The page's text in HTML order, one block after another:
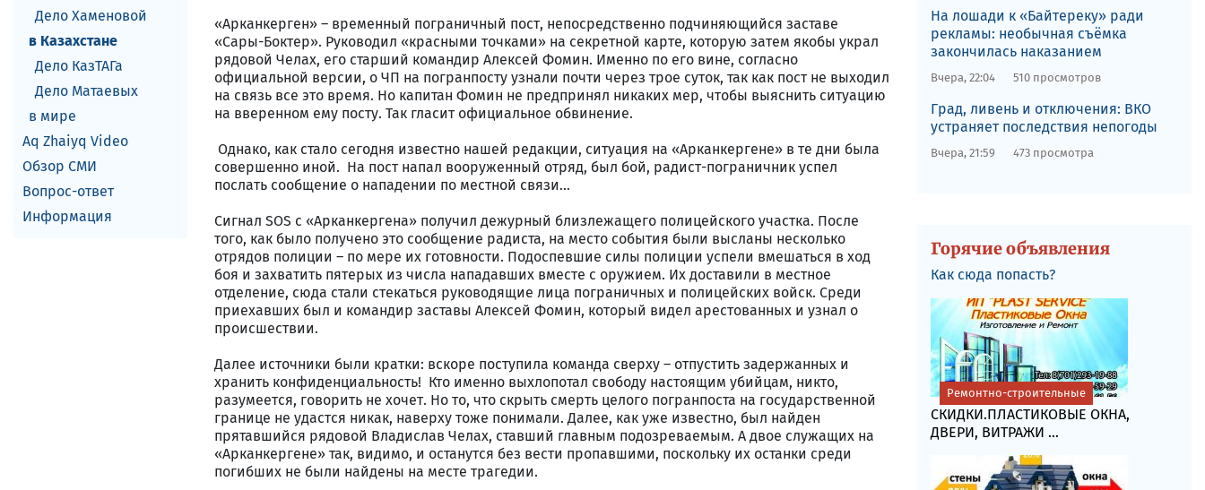
Дело Хаменовой
в Казахстане
Дело КазТАГа
Дело Матаевых
в мире
Aq Zhaiyq Video
Обзор СМИ
Вопрос-ответ
Информация
«Арканкерген» – временный пограничный пост, непосредственно подчиняющийся заставе
«Сары-Боктер». Руководил «красными точками» на секретной карте, которую затем якобы украл
рядовой Челах, его старший командир Алексей Фомин. Именно по его вине, согласно
официальной версии, о ЧП на погранпосту узнали почти через трое суток, так как пост не выходил
на связь все это время. Но капитан Фомин не предпринял никаких мер, чтобы выяснить ситуацию
на вверенном ему посту. Так гласит официальное обвинение.
Однако, как стало сегодня известно нашей редакции, ситуация на «Арканкергене» в те дни была
совершенно иной. На пост напал вооруженный отряд, был бой, радист-пограничник успел
послать сообщение о нападении по местной связи…
Сигнал SOS с «Арканкергена» получил дежурный близлежащего полицейского участка. После
того, как было получено это сообщение радиста, на место события были высланы несколько
отрядов полиции – по мере их готовности. Подоспевшие силы полиции успели вмешаться в ход
боя и захватить пятерых из числа нападавших вместе с оружием. Их доставили в местное
отделение, сюда стали стекаться руководящие лица пограничных и полицейских войск. Среди
приехавших был и командир заставы Алексей Фомин, который видел арестованных и узнал о
происшествии.
Далее источники были кратки: вскоре поступила команда сверху – отпустить задержанных и
хранить конфиденциальность! Кто именно выхлопотал свободу настоящим убийцам, никто,
разумеется, говорить не хочет. Но то, что скрыть смерть целого погранпоста на государственной
границе не удастся никак, наверху тоже понимали. Далее, как уже известно, был найден
прятавшийся рядовой Владислав Челах, ставший главным подозреваемым. А двое служащих на
«Арканкергене» так, видимо, и останутся без вести пропавшими, поскольку их останки среди
погибших не были найдены на месте трагедии.
На лошади к «Байтереку» ради
рекламы: необычная съёмка
закончилась наказанием
Вчера, 22:04 510 просмотров
Град, ливень и отключения: ВКО
устраняет последствия непогоды
Вчера, 21:59 473 просмотра
Горячие объявления
Как сюда попасть?
СКИДКИ.ПЛАСТИКОВЫЕ ОКНА,
ДВЕРИ, ВИТРАЖИ ...
Ремонтно-строительные